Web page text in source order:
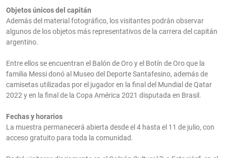
Objetos únicos del capitán
Además del material fotográfico, los visitantes podrán observar
algunos de los objetos más representativos de la carrera del capitán
argentino.
Entre ellos se encuentran el Balón de Oro y el Botín de Oro que la
familia Messi donó al Museo del Deporte Santafesino, además de
camisetas utilizadas por el jugador en la final del Mundial de Qatar
2022 y en la final de la Copa América 2021 disputada en Brasil.
Fechas y horarios
La muestra permanecerá abierta desde el 4 hasta el 11 de julio, con
acceso gratuito para toda la comunidad.